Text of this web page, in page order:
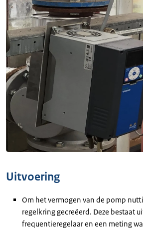
Uitvoering
Om het vermogen van de pomp
regelkring gecreëerd. Deze bestaat
frequentieregelaar en een meting